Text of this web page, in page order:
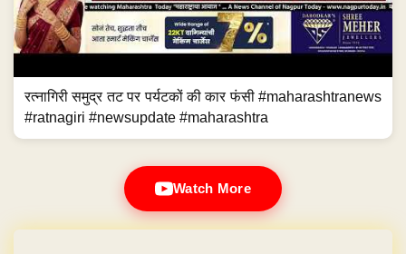
रत्नागिरी समुद्र तट पर पर्यटकों की कार फंसी #maharashtranews
#ratnagiri #newsupdate #maharashtra
Watch More